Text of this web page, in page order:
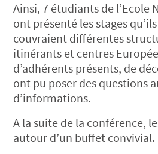
Ainsi, 7 étudiants de
ont présenté les stages
couvraient différentes
itinérants et centres
d’adhérents présents, de
ont pu poser des questions
d’informations.
A la suite de la conférence,
autour d’un buffet convivial.